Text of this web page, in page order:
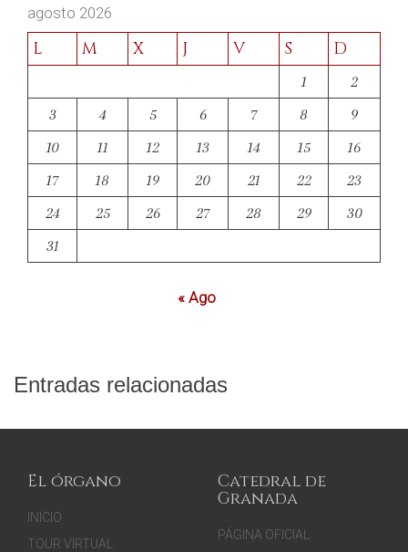
agosto 2026
L M X J V S D
1
2
3
4 5 6 7 8
9
10
11 12 13 14 15
16
17
18 19 20 21 22
23
24
25 26 27 28 29
30
31
« Ago
Entradas relacionadas
El órgano
INICIO
TOUR VIRTUAL
Catedral de
Granada
PÁGINA OFICIAL